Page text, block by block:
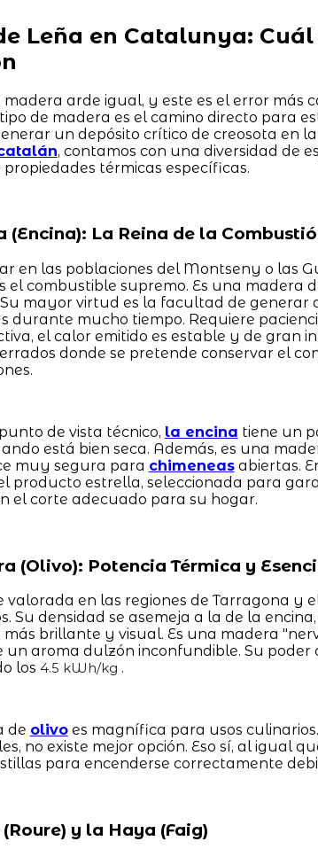
Leña en Catalunya:
madera arde igual, y este es el error más
de madera es el camino directo para
un depósito crítico de creosota en
, contamos con una diversidad de
térmicas específicas.
(Encina): La Reina de la
en las poblaciones del Montseny o las
el combustible supremo. Es una madera
mayor virtud es la facultad de generar
durante mucho tiempo. Requiere
el calor emitido es estable y de gran
donde se pretende conservar el
de vista técnico, la encina tiene un
está bien seca. Además, es una
muy segura para chimeneasabiertas.
producto estrella, seleccionada para
el corte adecuado para su hogar.
(Olivo): Potencia Térmica y
en las regiones de Tarragona y
Su densidad se asemeja a la de la
brillante y visual. Es una madera
un aroma dulzón inconfundible. Su poder
los 4.5 kWh/kg .
de olivoes magnífica para usos
no existe mejor opción. Eso sí, al igual
para encenderse correctamente
y la Haya (Faig)